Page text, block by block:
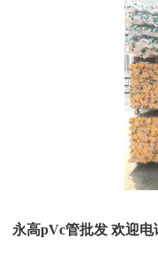
永高pVc管批发 欢迎